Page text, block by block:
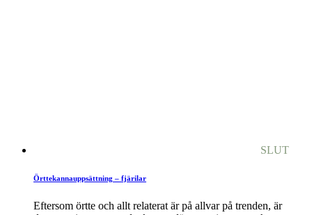
SLUT
Örttekannauppsättning – fjärilar
Eftersom örtte och allt relaterat är på allvar på trenden, är